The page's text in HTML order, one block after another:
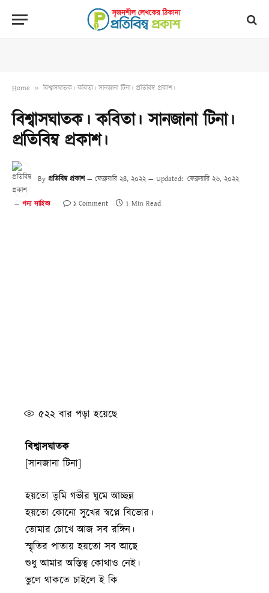
Home » বিশ্বাসঘাতক। কবিতা। সানজানা টিনা। প্রতিবিম্ব প্রকাশ।
বিশ্বাসঘাতক। কবিতা। সানজানা টিনা।
প্রতিবিম্ব প্রকাশ।
By প্রতিবিম্ব প্রকাশ ফেব্রুয়ারি ২৪, ২০২২ Updated: ফেব্রুয়ারি ২৬, ২০২২
পদ্য সাহিত্য ১ Comment 1 Min Read
৫২২ বার পড়া হয়েছে
বিশ্বাসঘাতক
[সানজানা টিনা]
হয়তো তুমি গভীর ঘুমে আচ্ছন্ন
হয়তো কোনো সুখের স্বপ্নে বিভোর।
তোমার চোখে আজ সব রঙ্গিন।
স্মৃতির পাতায় হয়তো সব আছে
শুধু আমার অস্তিত্ব কোথাও নেই।
ভুলে থাকতে চাইলে ই কি